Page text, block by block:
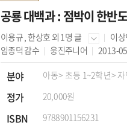
공룡 대백과 : 점박이 한반
이용규,한상호 외 1명 글 이상
임종덕 감수 웅진주니어 2013-
분야 아동> 초등 1~2학년>
정가 20,000원
ISBN 9788901156231